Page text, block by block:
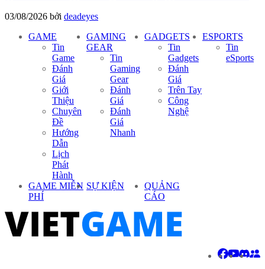
03/08/2026 bởi deadeyes
GAME
Tin
Game
Đánh
Giá
Giới
Thiệu
Chuyên
Đề
Hướng
Dẫn
Lịch
Phát
Hành
GAMING
GEAR
Tin
Gaming
Gear
Đánh
Giá
Đánh
Giá
Nhanh
GADGETS
Tin
Gadgets
Đánh
Giá
Trên Tay
Công
Nghệ
ESPORTS
Tin
eSports
GAME MIỄN
PHÍ
SỰ KIỆN
QUẢNG
CÁO